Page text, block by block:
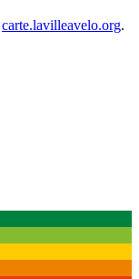
carte.lavilleavelo.org.